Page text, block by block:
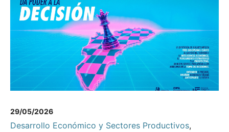
29/05/2026
Desarrollo Económico y Sectores Productivos,